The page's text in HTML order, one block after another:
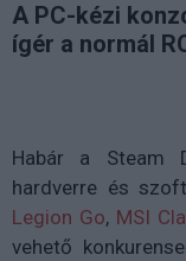
A PC-kézi
ígér a normál
Habár a Steam
hardverre és
Legion Go, MSI
vehető